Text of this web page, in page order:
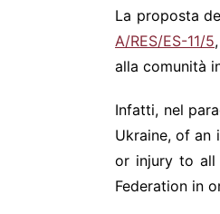
La proposta
A/RES/ES-11/5
alla comunità
Infatti, nel
Ukraine, of an
or injury to all
Federation in